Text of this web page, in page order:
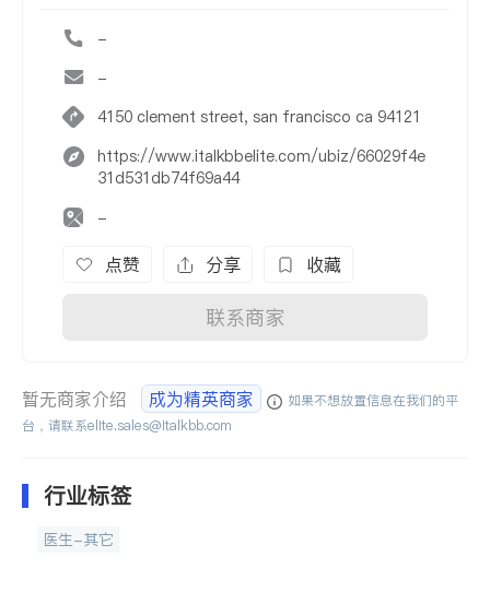
-
-
4150 clement street, san francisco ca 94121
https://www.italkbbelite.com/ubiz/66029f4e
31d531db74f69a44
-
点赞 分享 收藏
联系商家
暂无商家介绍 成为精英商家
如果不想放置信息在我们的平
台，请联系elite.sales@italkbb.com
行业标签
医生-其它